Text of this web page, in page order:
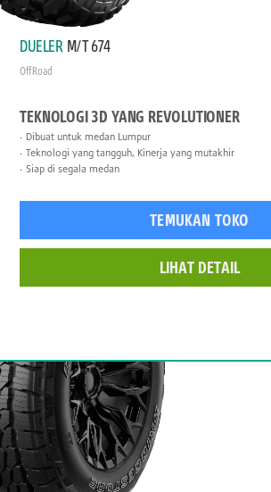
DUELER M/T 674
Off Road
TEKNOLOGI 3D YANG REVOLUTIONER
Dibuat untuk medan Lumpur
Teknologi yang tangguh, Kinerja yang mutakhir
Siap di segala medan
TEMUKAN TOKO
LIHAT DETAIL